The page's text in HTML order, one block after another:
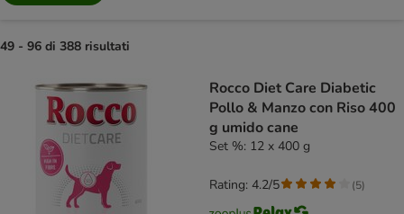
49 - 96 di 388 risultati
Rocco Diet Care Diabetic
Pollo & Manzo con Riso 400
g umido cane
Set %: 12 x 400 g
Rating: 4.2/5 (5)